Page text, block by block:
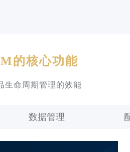
的核心功能
生命周期管理的效能
数据管理